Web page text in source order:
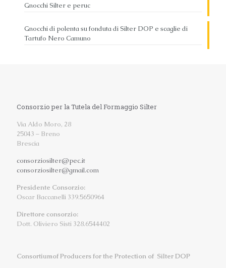
Gnocchi Silter e peruc
Gnocchi di polenta su fonduta di Silter DOP e scaglie di
Tartufo Nero Camuno
Consorzio per la Tutela del Formaggio Silter
Via Aldo Moro, 28
25043 – Breno
Brescia
consorziosilter@pec.it
consorziosilter@gmail.com
Presidente Consorzio:
Oscar Baccanelli 339.5650964
Direttore consorzio:
Dott. Oliviero Sisti 328.6544402
Consortiumof Producers for the Protection of Silter DOP